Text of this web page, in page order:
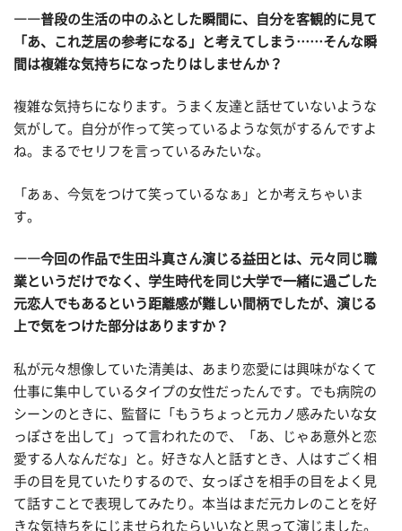
――普段の生活の中のふとした瞬間に、自分を客観的に見て
「あ、これ芝居の参考になる」と考えてしまう……そんな瞬
間は複雑な気持ちになったりはしませんか？
複雑な気持ちになります。うまく友達と話せていないような
気がして。自分が作って笑っているような気がするんですよ
ね。まるでセリフを言っているみたいな。
「あぁ、今気をつけて笑っているなぁ」とか考えちゃいま
す。
――今回の作品で生田斗真さん演じる益田とは、元々同じ職
業というだけでなく、学生時代を同じ大学で一緒に過ごした
元恋人でもあるという距離感が難しい間柄でしたが、演じる
上で気をつけた部分はありますか？
私が元々想像していた清美は、あまり恋愛には興味がなくて
仕事に集中しているタイプの女性だったんです。でも病院の
シーンのときに、監督に「もうちょっと元カノ感みたいな女
っぽさを出して」って言われたので、「あ、じゃあ意外と恋
愛する人なんだな」と。好きな人と話すとき、人はすごく相
手の目を見ていたりするので、女っぽさを相手の目をよく見
て話すことで表現してみたり。本当はまだ元カレのことを好
きな気持ちをにじませられたらいいなと思って演じました。